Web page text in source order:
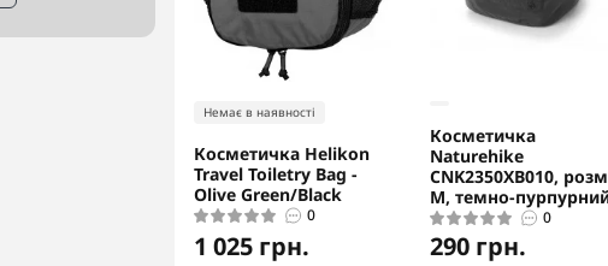
Немає в наявності
Косметичка Helikon
Travel Toiletry Bag -
Olive Green/Black
0
1 025 грн.
Косметичка
Naturehike
CNK2350XB010,
М, темно-
0
290 грн.